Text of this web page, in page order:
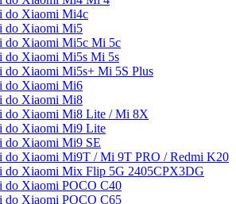
do Xiaomi Mi4c
do Xiaomi Mi5
do Xiaomi Mi5c Mi 5c
do Xiaomi Mi5s Mi 5s
do Xiaomi Mi5s+ Mi 5S Plus
do Xiaomi Mi6
do Xiaomi Mi8
do Xiaomi Mi8 Lite / Mi 8X
do Xiaomi Mi9 Lite
do Xiaomi Mi9 SE
do Xiaomi Mi9T / Mi 9T PRO / Redmi K20
do Xiaomi Mix Flip 5G 2405CPX3DG
do Xiaomi POCO C40
do Xiaomi POCO C65